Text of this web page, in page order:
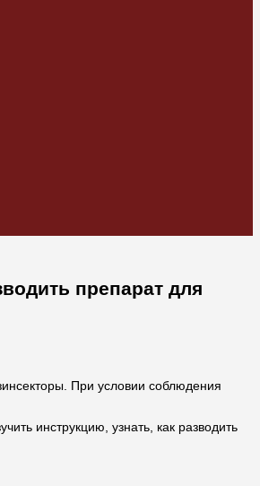
препарат для
При условии соблюдения
инструкцию, узнать, как разводить